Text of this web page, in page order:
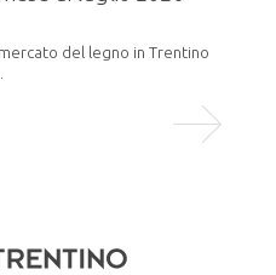
nella produzione di
del legno in Trentino